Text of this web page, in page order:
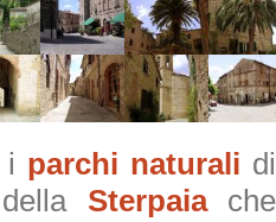
i parchi naturali
Sterpaiache